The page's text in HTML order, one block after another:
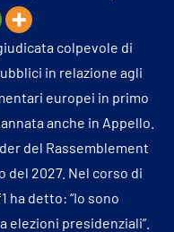
colpevole di
in relazione agli
europei in primo
anche in Appello.
del Rassemblement
del 2027. Nel corso di
ha detto: “Io sono
elezioni presidenziali”.